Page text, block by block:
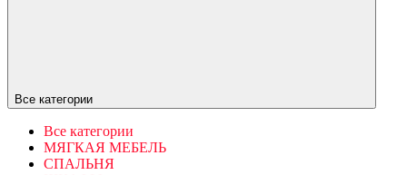
Все категории
Все категории
МЯГКАЯ МЕБЕЛЬ
СПАЛЬНЯ